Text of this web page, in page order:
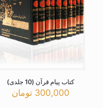
کتاب پیام قرآن (10 جلدی)
300,000 تومان